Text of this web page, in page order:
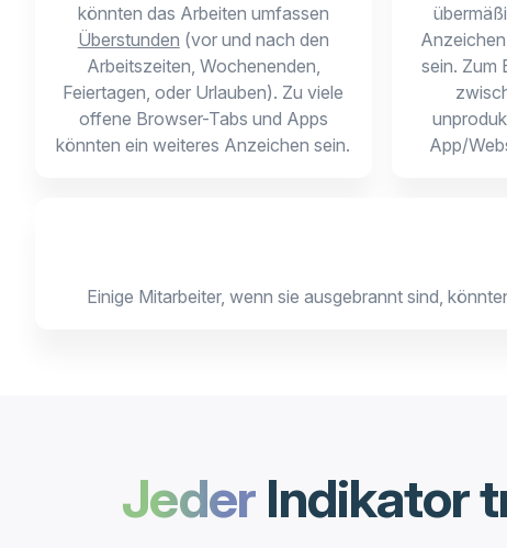
könnten das Arbeiten umfassen
Überstunden (vor und nach den
Arbeitszeiten, Wochenenden,
Feiertagen, oder Urlauben). Zu viele
offene Browser-Tabs und Apps
könnten ein weiteres Anzeichen sein.
sein. Zum
App/
Einige Mitarbeiter, wenn sie ausgebrannt sind,
JederIndikator